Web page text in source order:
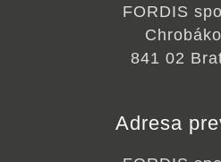
FORDIS
841 02
Adresa